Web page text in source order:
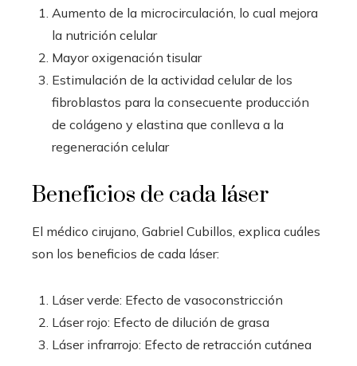
Aumento de la microcirculación, lo cual mejora
la nutrición celular
Mayor oxigenación tisular
Estimulación de la actividad celular de los
fibroblastos para la consecuente producción
de colágeno y elastina que conlleva a la
regeneración celular
Beneficios de cada láser
El médico cirujano, Gabriel Cubillos, explica cuáles
son los beneficios de cada láser:
Láser verde: Efecto de vasoconstricción
Láser rojo: Efecto de dilución de grasa
Láser infrarrojo: Efecto de retracción cutánea